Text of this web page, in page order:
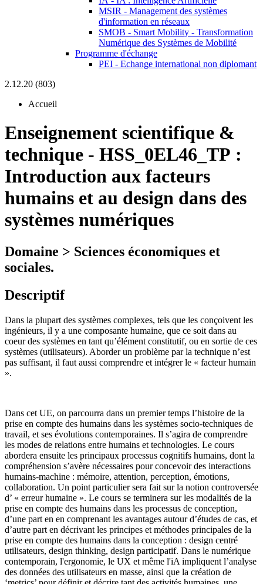
MSIR - Management des systèmes
d'information en réseaux
SMOB - Smart Mobility - Transformation
Numérique des Systèmes de Mobilité
Programme d'échange
PEI - Echange international non diplomant
2.12.20 (803)
Accueil
Enseignement scientifique &
technique - HSS_0EL46_TP :
Introduction aux facteurs
humains et au design dans des
systèmes numériques
Domaine > Sciences économiques et
sociales.
Descriptif
Dans la plupart des systèmes complexes, tels que les conçoivent les
ingénieurs, il y a une composante humaine, que ce soit dans au
coeur des systèmes en tant qu’élément constitutif, ou en sortie de ces
systèmes (utilisateurs). Aborder un problème par la technique n’est
pas suffisant, il faut aussi comprendre et intégrer le « facteur humain
».
Dans cet UE, on parcourra dans un premier temps l’histoire de la
prise en compte des humains dans les systèmes socio-techniques de
travail, et ses évolutions contemporaines. Il s’agira de comprendre
les modes de relations entre humains et technologies. Le cours
abordera ensuite les principaux processus cognitifs humains, dont la
compréhension s’avère nécessaires pour concevoir des interactions
humains-machine : mémoire, attention, perception, émotions,
collaboration. Un point particulier sera fait sur la notion controversée
d’ « erreur humaine ». Le cours se terminera sur les modalités de la
prise en compte des humains dans les processus de conception,
d’une part en en comprenant les avantages autour d’études de cas, et
d’autre part en décrivant les principes et méthodes principales de la
prise en compte des humains dans la conception : design centré
utilisateurs, design thinking, design participatif. Dans le numérique
contemporain, l'ergonomie, le UX et même l'iA impliquent l’analyse
des données des utilisateurs en masse, ainsi que la création de